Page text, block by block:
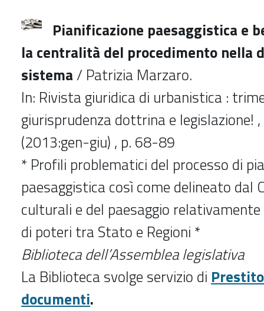
Pianificazione paesaggistica e
la centralità del procedimento nella
sistema / Patrizia Marzaro.
In: Rivista giuridica di urbanistica :
giurisprudenza dottrina e legislazione!
(2013:gen-giu) , p. 68-89
* Profili problematici del processo di
paesaggistica così come delineato dal
culturali e del paesaggio
di poteri tra Stato e Regioni *
Biblioteca dell’Assemblea legislativa
La Biblioteca svolge servizio di
documenti.